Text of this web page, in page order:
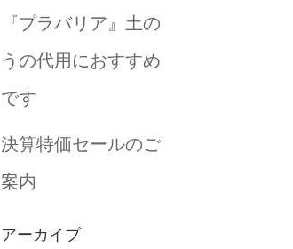
『プラバリア』土の
うの代用におすすめ
です
決算特価セールのご
案内
アーカイブ